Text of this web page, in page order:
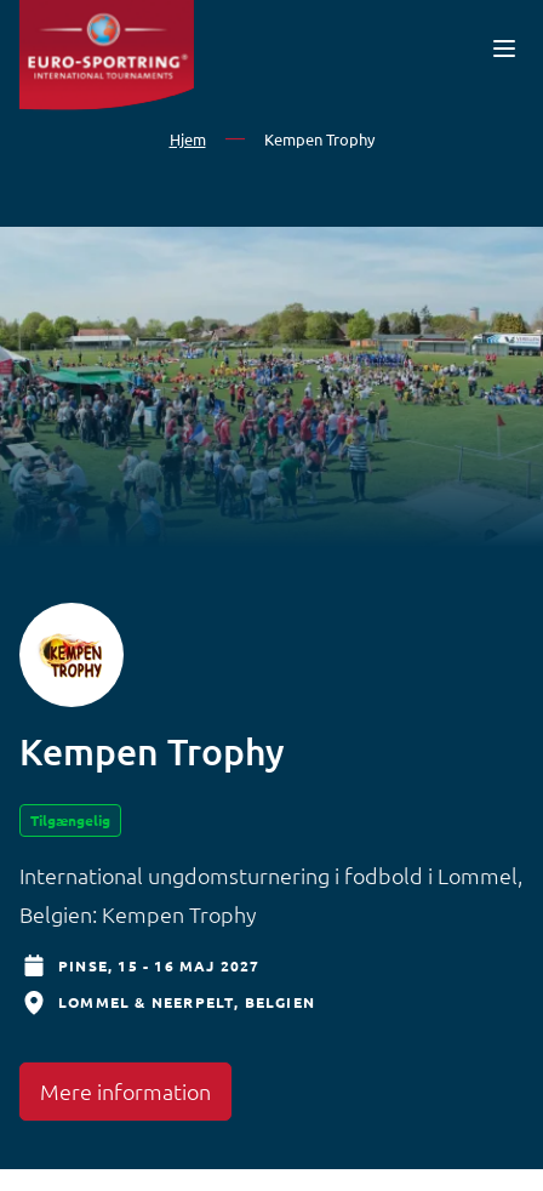
Gå til hovedindhold
Hjem Kempen Trophy
Kempen Trophy
Tilgængelig
International ungdomsturnering i fodbold i Lommel,
Belgien: Kempen Trophy
PINSE, 15 - 16 MAJ 2027
LOMMEL & NEERPELT BELGIEN
Mere information